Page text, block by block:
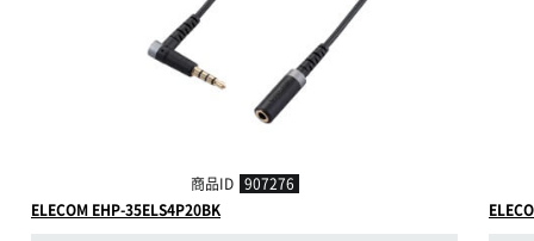
商品ID 907276
ELECOM EHP-35ELS4P20BK